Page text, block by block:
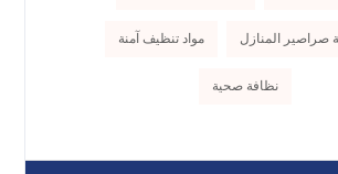
صراصير المنازل مواد تنظيف آمنة
نظافة صحية